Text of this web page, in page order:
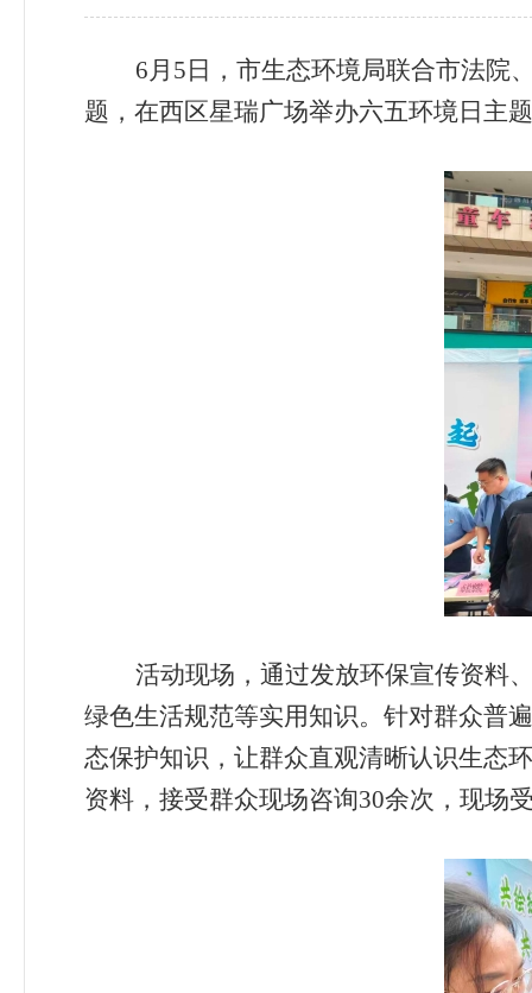
6月 5 日，市生态环境局联合市法院
题，在西区星瑞广场举办六五环境日 主题
活动现场，通过发放环保宣传资料
绿色生活规范等实用知识。针对群众普
态保护知识，让群众直观清晰认识生态
资料，接受群众现场咨询30余次，现场